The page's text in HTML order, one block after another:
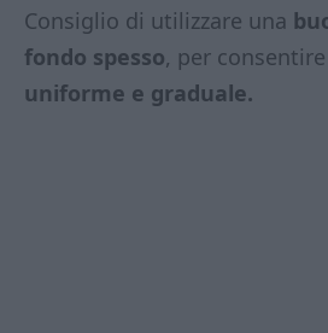
Consiglio di utilizzare una
fondo spesso, per
uniforme e graduale.